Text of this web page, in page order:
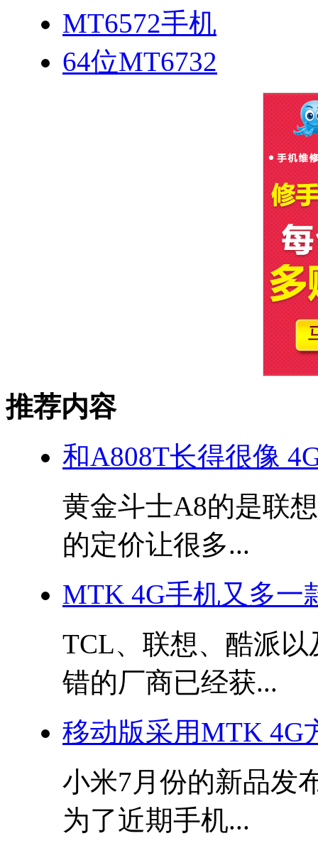
MT6572手机
64位MT6732
推荐内容
和A808T长得很像
黄金斗士A8的是联
的定价让很多...
MTK 4G手机又多一
TCL、联想、酷派
错的厂商已经获...
移动版采用MTK 4G
小米7月份的新品发
为了近期手机...